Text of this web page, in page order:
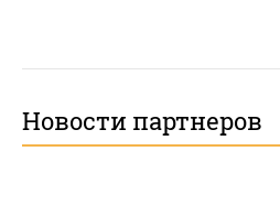
Новости партнеров